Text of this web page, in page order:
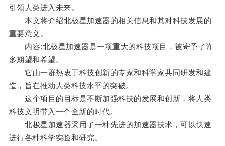
引领人类进入未来。
本文将介绍北极星加速器的相关信息和其对科技发展的
重要意义。
内容:北极星加速器是一项重大的科技项目，被寄予了许
多期望和希望。
它由一群热衷于科技创新的专家和科学家共同研发和建
造，旨在推动人类科技水平的突破。
这个项目的目标是不断加强科技的发展和创新，将人类
科技文明带入一个全新的时代。
北极星加速器采用了一种先进的加速器技术，可以快速
进行各种科学实验和研究。